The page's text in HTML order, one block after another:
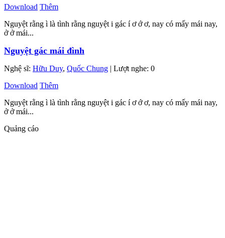
Download Thêm
Nguyệt rằng ì là tình rằng nguyệt i gác í ơ ớ ơ, nay có mấy mái nay,
ở ở mái...
Nguyệt gác mái đình
Nghệ sĩ: Hữu Duy, Quốc Chung | Lượt nghe: 0
Download Thêm
Nguyệt rằng ì là tình rằng nguyệt i gác í ơ ớ ơ, nay có mấy mái nay,
ở ở mái...
Quảng cáo